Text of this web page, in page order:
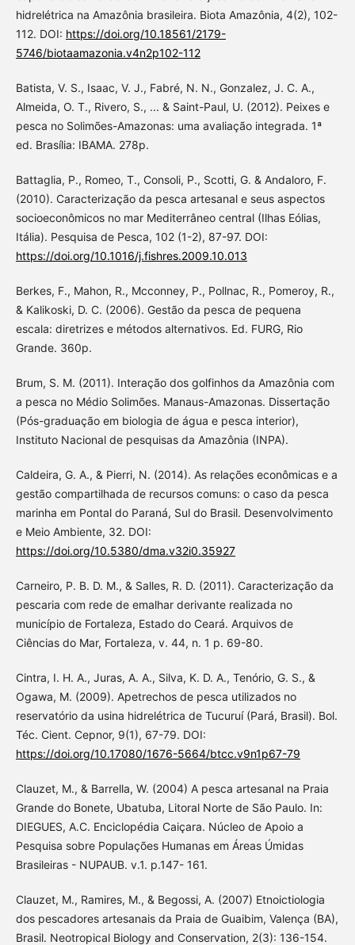
hidrelétrica na Amazônia brasileira. Biota Amazônia, 4(2), 102-
112. DOI: https://doi.org/10.18561/2179-
5746/biotaamazonia.v4n2p102-112
Batista, V. S., Isaac, V. J., Fabré, N. N., Gonzalez, J. C. A.,
Almeida, O. T., Rivero, S., ... & Saint-Paul, U. (2012). Peixes e
pesca no Solimões-Amazonas: uma avaliação integrada. 1ª
ed. Brasília: IBAMA. 278p.
Battaglia, P., Romeo, T., Consoli, P., Scotti, G. & Andaloro, F.
(2010). Caracterização da pesca artesanal e seus aspectos
socioeconômicos no mar Mediterrâneo central (Ilhas Eólias,
Itália). Pesquisa de Pesca, 102 (1-2), 87-97. DOI:
https://doi.org/10.1016/j.fishres.2009.10.013
Berkes, F., Mahon, R., Mcconney, P., Pollnac, R., Pomeroy, R.,
& Kalikoski, D. C. (2006). Gestão da pesca de pequena
escala: diretrizes e métodos alternativos. Ed. FURG, Rio
Grande. 360p.
Brum, S. M. (2011). Interação dos golfinhos da Amazônia com
a pesca no Médio Solimões. Manaus-Amazonas. Dissertação
(Pós-graduação em biologia de água e pesca interior),
Instituto Nacional de pesquisas da Amazônia (INPA).
Caldeira, G. A., & Pierri, N. (2014). As relações econômicas e a
gestão compartilhada de recursos comuns: o caso da pesca
marinha em Pontal do Paraná, Sul do Brasil. Desenvolvimento
e Meio Ambiente, 32. DOI:
https://doi.org/10.5380/dma.v32i0.35927
Carneiro, P. B. D. M., & Salles, R. D. (2011). Caracterização da
pescaria com rede de emalhar derivante realizada no
município de Fortaleza, Estado do Ceará. Arquivos de
Ciências do Mar, Fortaleza, v. 44, n. 1 p. 69-80.
Cintra, I. H. A., Juras, A. A., Silva, K. D. A., Tenório, G. S., &
Ogawa, M. (2009). Apetrechos de pesca utilizados no
reservatório da usina hidrelétrica de Tucuruí (Pará, Brasil). Bol.
Téc. Cient. Cepnor, 9(1), 67-79. DOI:
https://doi.org/10.17080/1676-5664/btcc.v9n1p67-79
Clauzet, M., & Barrella, W. (2004) A pesca artesanal na Praia
Grande do Bonete, Ubatuba, Litoral Norte de São Paulo. In:
DIEGUES, A.C. Enciclopédia Caiçara. Núcleo de Apoio a
Pesquisa sobre Populações Humanas em Áreas Úmidas
Brasileiras - NUPAUB. v.1. p.147- 161.
Clauzet, M., Ramires, M., & Begossi, A. (2007) Etnoictiologia
dos pescadores artesanais da Praia de Guaibim, Valença (BA),
Brasil. Neotropical Biology and Conservation, 2(3): 136-154.